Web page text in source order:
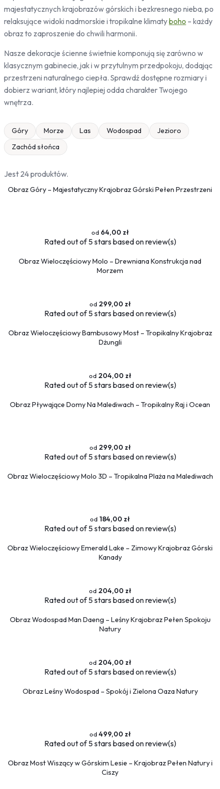
Ludzie
Kobieta
Erotyczne
Niebo
Słońce
majestatycznych krajobrazów górskich i bezkresnego nieba, po
relaksujące widoki nadmorskie i tropikalne klimatyboho – każdy
obraz to zaproszenie do chwili harmonii.
Nasze dekoracje ścienne świetnie komponują się zarówno w
klasycznym gabinecie, jak i w przytulnym przedpokoju, dodając
przestrzeni naturalnego ciepła. Sprawdź dostępne rozmiary i
dobierz wariant, który najlepiej odda charakter Twojego
wnętrza.
Góry Morze Las Wodospad
Jezioro
Zachód słońca
Jest 24 produktów.
Obraz Góry – Majestatyczny Krajobraz Górski Pełen Przestrzeni
64,00 zł
Ratedout of 5 stars based onreview(s)
Obraz Wieloczęściowy Molo – Drewniana Konstrukcja nad
Morzem
299,00 zł
Ratedout of 5 stars based onreview(s)
Obraz Wieloczęściowy Bambusowy Most – Tropikalny Krajobraz
Dżungli
204,00 zł
Ratedout of 5 stars based onreview(s)
Obraz Pływające Domy Na Malediwach – Tropikalny Raj i Ocean
299,00 zł
Ratedout of 5 stars based onreview(s)
Obraz Wieloczęściowy Molo 3D – Tropikalna Plaża na Malediwach
184,00 zł
Ratedout of 5 stars based onreview(s)
Obraz Wieloczęściowy Emerald Lake – Zimowy Krajobraz Górski
Kanady
204,00 zł
Ratedout of 5 stars based onreview(s)
Obraz Wodospad Man Daeng – Leśny Krajobraz Pełen Spokoju
Natury
204,00 zł
Ratedout of 5 stars based onreview(s)
Obraz Leśny Wodospad – Spokój i Zielona Oaza Natury
499,00 zł
Ratedout of 5 stars based onreview(s)
Obraz Most Wiszący w Górskim Lesie – Krajobraz Pełen Natury i
Ciszy